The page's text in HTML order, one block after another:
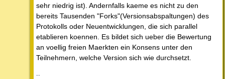
sehr niedrig ist). Andernfalls kaeme es nicht zu den
bereits Tausenden "Forks"(Versionsabspaltungen) des
Protokolls oder Neuentwicklungen, die sich parallel
etablieren koennen. Es bildet sich ueber die Bewertung
an voellig freien Maerkten ein Konsens unter den
Teilnehmern, welche Version sich wie durchsetzt.
--